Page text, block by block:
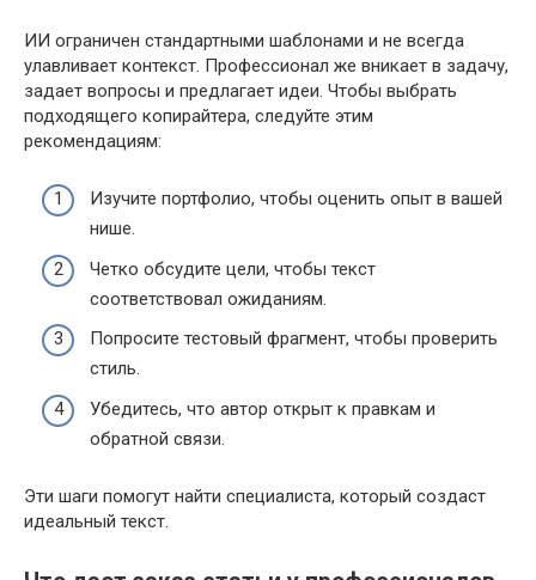
ИИ ограничен стандартными шаблонами и не всегда
улавливает контекст. Профессионал же вникает в задачу,
задает вопросы и предлагает идеи. Чтобы выбрать
подходящего копирайтера, следуйте этим
рекомендациям:
Изучите портфолио, чтобы оценить опыт в вашей
нише.
Четко обсудите цели, чтобы текст
соответствовал ожиданиям.
Попросите тестовый фрагмент, чтобы проверить
стиль.
Убедитесь, что автор открыт к правкам и
обратной связи.
Эти шаги помогут найти специалиста, который создаст
идеальный текст.